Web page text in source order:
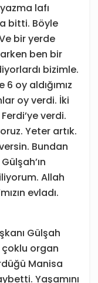
lafı
bitti. Böyle
bir yerde
ben bir
bizimle.
oy aldığımız
oy verdi. İki
verdi.
Yeter artık.
Bundan
Allah
evladı.
Gülşah
organ
Manisa
Yaşamını